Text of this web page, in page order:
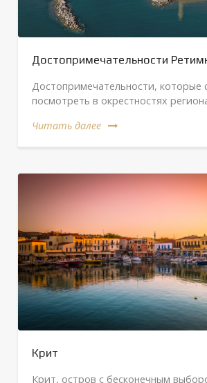
Достопримечательности
Достопримечательности, которые
посмотреть в окрестностях
Читать далее
Крит
Крит, остров с бесконечным